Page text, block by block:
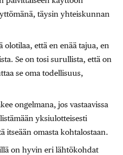
täysin yhteiskunnan
olotilaa, että en enää tajua, en
Se on tosi surullista, että on
se oma todellisuus,
ongelmana, jos vastaavissa
yksiulotteisesti
itseään omasta kohtalostaan.
on hyvin eri lähtökohdat